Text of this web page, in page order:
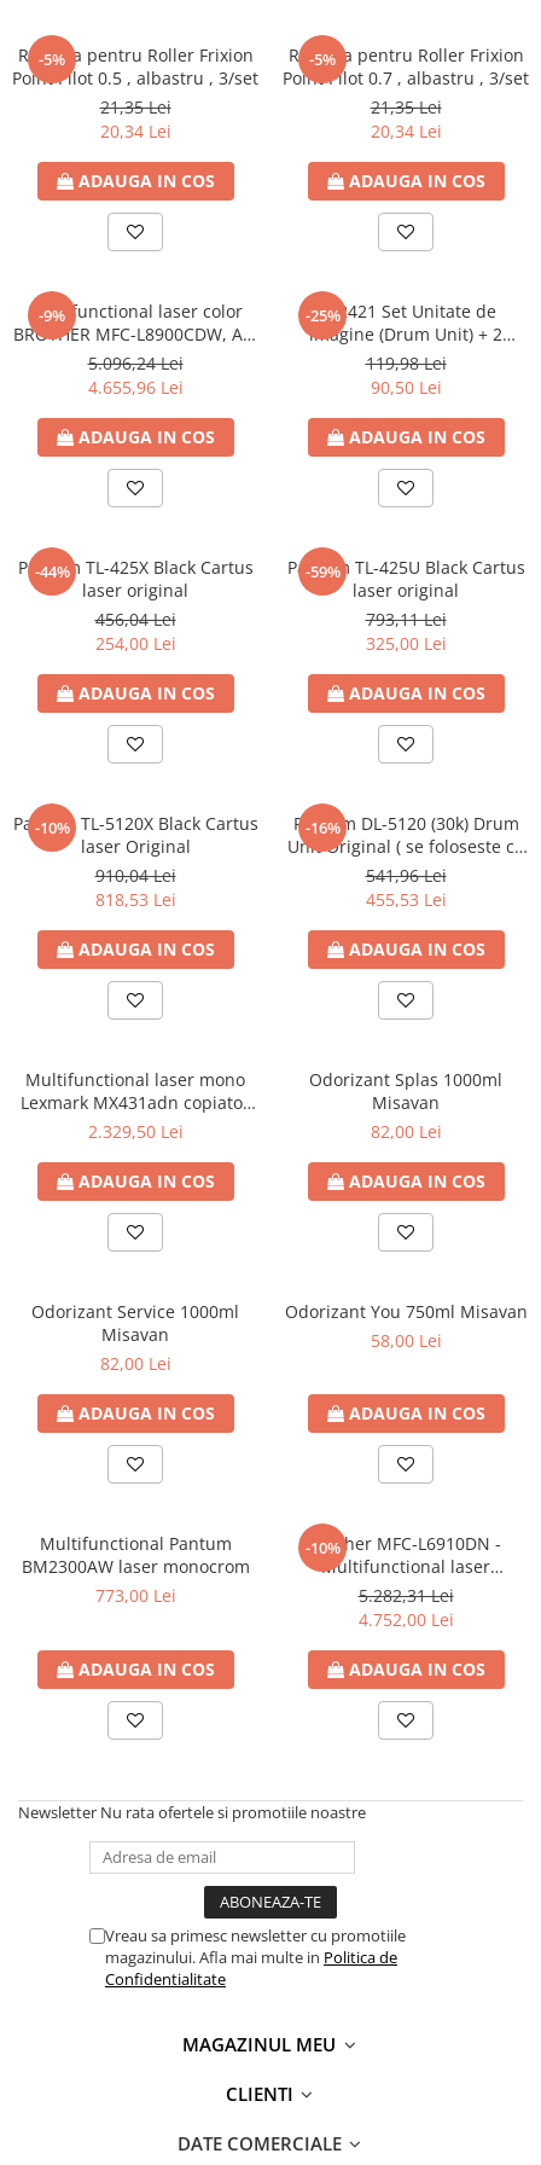
-5%
Rezerva pentru Roller Frixion
Point Pilot 0.5 , albastru , 3/set
21,35 Lei
20,34 Lei
ADAUGA IN COS
-5%
Rezerva pentru Roller Frixion
Point Pilot 0.7 , albastru , 3/set
21,35 Lei
20,34 Lei
ADAUGA IN COS
-9%
Multifunctional laser color
BROTHER MFC-L8900CDW, A4,
USB, Retea, Wi-Fi, Fax
5.096,24 Lei
4.655,96 Lei
ADAUGA IN COS
-25%
TN2421 Set Unitate de
imagine (Drum Unit) + 2
cartuse toner TN2421 ,
compatibil Brother ,
DR2401/TN2421 , 12.000
pagini , pentru DCP L2512D ,
DCP L2532DW , DCP L2552DN ,
MFC L2712DN , MFC L271
119,98 Lei
90,50 Lei
ADAUGA IN COS
-44%
Pantum TL-425X Black Cartus
laser original
456,04 Lei
254,00 Lei
ADAUGA IN COS
-59%
Pantum TL-425U Black Cartus
laser original
793,11 Lei
325,00 Lei
ADAUGA IN COS
-10%
Pantum TL-5120X Black Cartus
laser Original
910,04 Lei
818,53 Lei
ADAUGA IN COS
-16%
Pantum DL-5120 (30k) Drum
Unit Original ( se foloseste cu
cartusul TL-5120X )
541,96 Lei
455,53 Lei
ADAUGA IN COS
Multifunctional laser mono
Lexmark MX431adn copiator
A4 , printer A4 , scaner A4 ,
SCANARE FATA VERSO LA O
SINGURA TRECERE A
DOCUMENTULUI , FACE
COPIERE , SCANARE S
2.329,50 Lei
ADAUGA IN COS
Odorizant Splas 1000ml
Misavan
82,00 Lei
ADAUGA IN COS
Odorizant Service 1000ml
Misavan
82,00 Lei
ADAUGA IN COS
Odorizant You 750ml Misavan
58,00 Lei
ADAUGA IN COS
Multifunctional Pantum
BM2300AW laser monocrom
773,00 Lei
ADAUGA IN COS
-10%
Brother MFC-L6910DN -
Multifunctional laser
monocrom A4 , DUPLEX
AUTOMAT , 50 ppm , USB ,
Retea , cu FAX
5.282,31 Lei
4.752,00 Lei
ADAUGA IN COS
Newsletter Nu rata ofertele si promotiile noastre
Vreau sa primesc newsletter cu promotiile
magazinului. Afla mai multe in Politica de
Confidentialitate
MAGAZINUL MEU
CLIENTI
DATE COMERCIALE